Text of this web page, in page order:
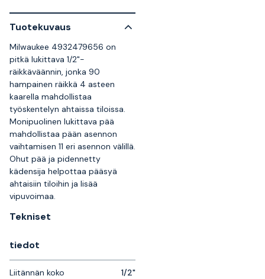
Tuotekuvaus
Milwaukee 4932479656 on
pitkä lukittava 1/2"-
räikkäväännin, jonka 90
hampainen räikkä 4 asteen
kaarella mahdollistaa
työskentelyn ahtaissa tiloissa.
Monipuolinen lukittava pää
mahdollistaa pään asennon
vaihtamisen 11 eri asennon välillä.
Ohut pää ja pidennetty
kädensija helpottaa pääsyä
ahtaisiin tiloihin ja lisää
vipuvoimaa.
Tekniset
tiedot
Liitännän koko 1/2"